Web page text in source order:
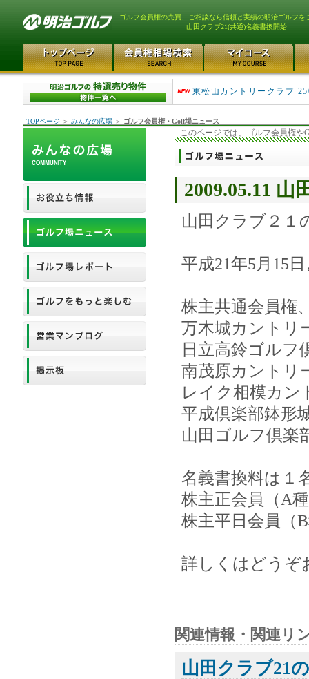
ゴルフ会員権の売買、ご相談なら信頼と実績の明治ゴルフを
山田クラブ21(共通)名義書換開始
平塚富士見カントリーク
東松山カントリークラブ
TOPページ ＞ みんなの広場 ＞ ゴルフ会員権・Golf場ニュース
このページでは、ゴルフ会員権や
2009.05.11
山田クラブ２１
平成21年5月15
株主共通会員権
万木城カントリ
日立高鈴ゴルフ
南茂原カントリ
レイク相模カン
平成倶楽部鉢形
山田ゴルフ倶楽
名義書換料は１
株主正会員（A
株主平日会員（
詳しくはどうぞ
関連情報・関連リ
山田クラブ21